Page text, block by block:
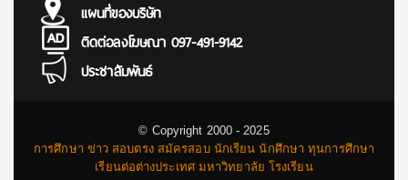
แผนที่ของบริษัท
ติดต่อลงโฆษณา 097-491-9142
ประชาสัมพันธ์
© Copyright 2000 - 2025
การศึกษา ข่าว สอบตรง สมัครสอบ นักเรียน นักศึกษา ทุนการศึกษา
เรียนต่อต่างประเทศ มหาวิทยาลัย โรงเรียน